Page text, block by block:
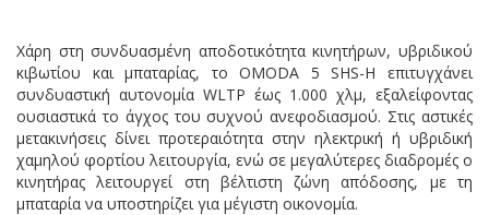
Χάρη στη συνδυασμένη αποδοτικότητα κινητήρων, υβριδικού
κιβωτίου και μπαταρίας, το OMODA 5 SHS-H επιτυγχάνει
συνδυαστική αυτονομία WLTP έως 1.000 χλμ, εξαλείφοντας
ουσιαστικά το άγχος του συχνού ανεφοδιασμού. Στις αστικές
μετακινήσεις δίνει προτεραιότητα στην ηλεκτρική ή υβριδική
χαμηλού φορτίου λειτουργία, ενώ σε μεγαλύτερες διαδρομές ο
κινητήρας λειτουργεί στη βέλτιστη ζώνη απόδοσης, με τη
μπαταρία να υποστηρίζει για μέγιστη οικονομία.